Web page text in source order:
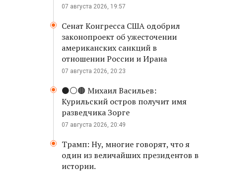
07 августа 2026, 19:57
Сенат Конгресса США одобрил
законопроект об ужесточении
американских санкций в
отношении России и Ирана
07 августа 2026, 20:23
⚫️⚪️🟤 Михаил Васильев:
Курильский остров получит имя
разведчика Зорге
07 августа 2026, 20:49
Трамп: Ну, многие говорят, что я
один из величайших президентов в
истории.